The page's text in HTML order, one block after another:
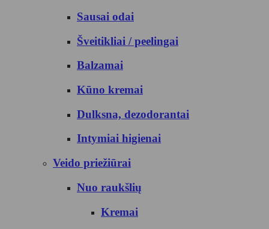
Sausai odai
Šveitikliai / peelingai
Balzamai
Kūno kremai
Dulksna, dezodorantai
Intymiai higienai
Veido priežiūrai
Nuo raukšlių
Kremai